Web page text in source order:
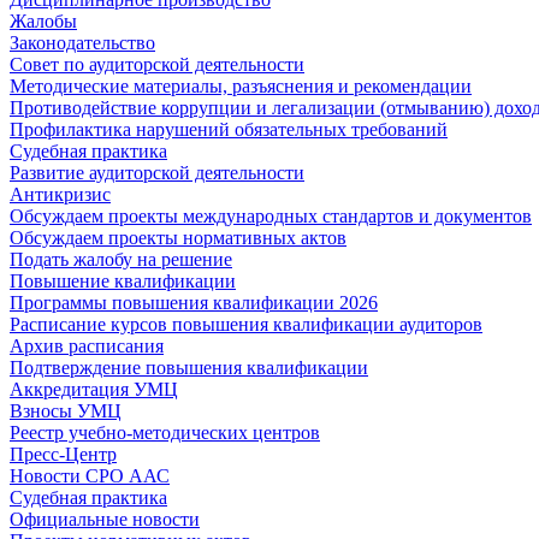
Жалобы
Законодательство
Совет по аудиторской деятельности
Методические материалы, разъяснения и рекомендации
Противодействие коррупции и легализации (отмыванию)
Профилактика нарушений обязательных требований
Судебная практика
Развитие аудиторской деятельности
Антикризис
Обсуждаем проекты международных стандартов и документов
Обсуждаем проекты нормативных актов
Подать жалобу на решение
Повышение квалификации
Программы повышения квалификации 2026
Расписание курсов повышения квалификации аудиторов
Архив расписания
Подтверждение повышения квалификации
Аккредитация УМЦ
Взносы УМЦ
Реестр учебно-методических центров
Пресс-Центр
Новости СРО ААС
Судебная практика
Официальные новости